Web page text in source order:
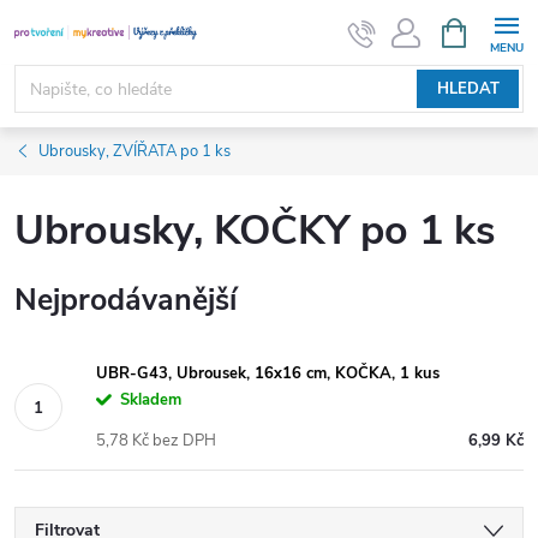
na
obsah
HLEDAT
NÁKUPNÍ
KOŠÍK
Ubrousky, ZVÍŘATA po 1 ks
Ubrousky, KOČKY po 1 ks
Nejprodávanější
UBR-G43, Ubrousek, 16x16 cm, KOČKA, 1 kus
Skladem
6,99 Kč
5,78 Kč bez DPH
Filtrovat